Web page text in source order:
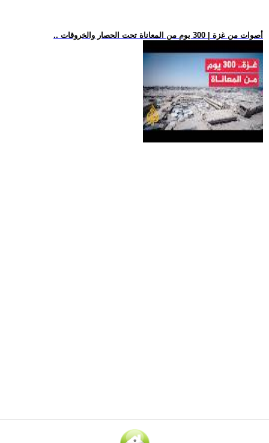
.. أصوات من غزة | 300 يوم من المعاناة تحت الحصار والخروقات